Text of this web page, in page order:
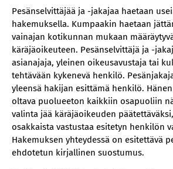
Pesänselvittäjää ja -jakajaa haetaan
hakemuksella. Kumpaakin haetaan
vainajan kotikunnan mukaan
käräjäoikeuteen. Pesänselvittäjä ja -
asianajaja, yleinen oikeusavustaja tai
tehtävään kykenevä henkilö.
yleensä hakijan esittämä henkilö.
oltava puolueeton kaikkiin osapuoliin
valinta jää käräjäoikeuden
osakkaista vastustaa esitetyn henkilön
Hakemuksen yhteydessä on esitettävä
ehdotetun kirjallinen suostumus.